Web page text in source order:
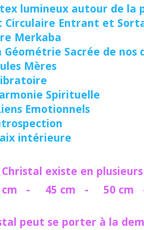
lumineux autour de la
Entrant et
Merkaba
Sacrée de nos
Mères
Spirituelle
Emotionnels
intérieure
existe en
- 45 cm - 50 cm
peut se porter à la